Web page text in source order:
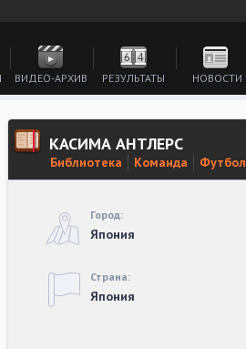
ВИДЕО-АРХИВ РЕЗУЛЬТАТЫ НОВОСТИ
КАСИМА АНТЛЕРС
Библиотека Команда Футбол
Город:
Япония
Страна:
Япония